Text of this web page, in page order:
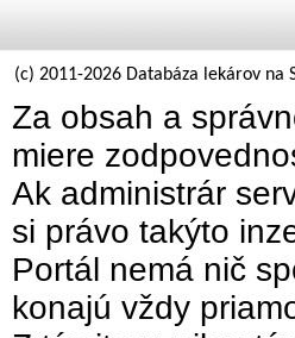
(c) 2011-2026 Databáza lekárov na
Za obsah a
miere
Ak administrár
si právo takýto
Portál nemá nič
konajú vždy